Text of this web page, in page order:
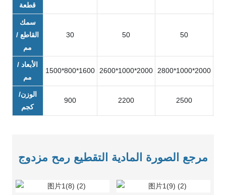
قطعة
سمك
القاطع /
مم
30 50 50
الأبعاد /
مم
1500*800*1600 2600*1000*2000 2800*1000*2000
الوزن/
كجم
900 2200 2500
مرجع الصورة المادية التقطيع رمح مزدوج